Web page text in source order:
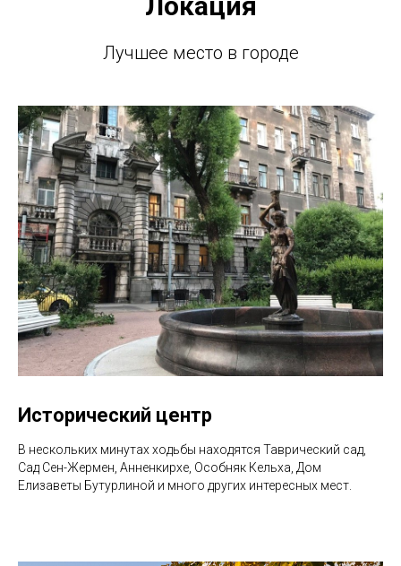
Лучшее место в городе
Исторический центр
В нескольких минутах ходьбы находятся Таврический сад,
Сад Сен-Жермен, Анненкирхе, Особняк Кельха, Дом
Елизаветы Бутурлиной и много других интересных мест.